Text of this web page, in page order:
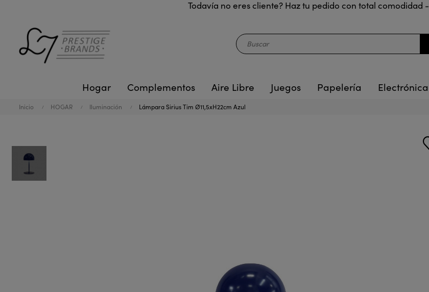
Todavía no eres cliente? Haz tu pedido con total comodidad -
Hogar Complementos Aire Libre Juegos Papelería Electrónica
Inicio HOGAR Iluminación Lámpara Sirius Tim Ø11,5xH22cm Azul